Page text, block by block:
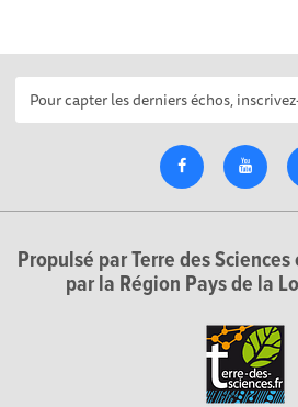
Propulsé par Terre des
par la Région Pays de la